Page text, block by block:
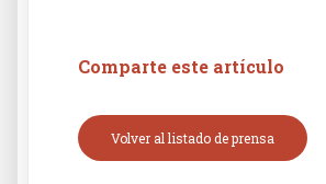
Comparte este artículo
Volver al listado de prensa